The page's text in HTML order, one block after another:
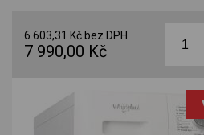
6 603,31 Kč bez DPH
7 990,00 Kč